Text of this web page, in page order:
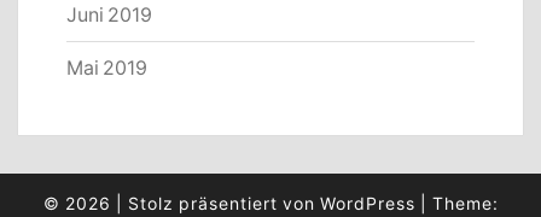
Juni 2019
Mai 2019
© 2026 Stolz präsentiert von WordPress Theme: